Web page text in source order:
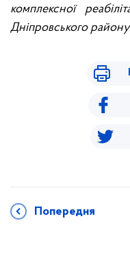
комплексної
Дніпровського району
Попередня